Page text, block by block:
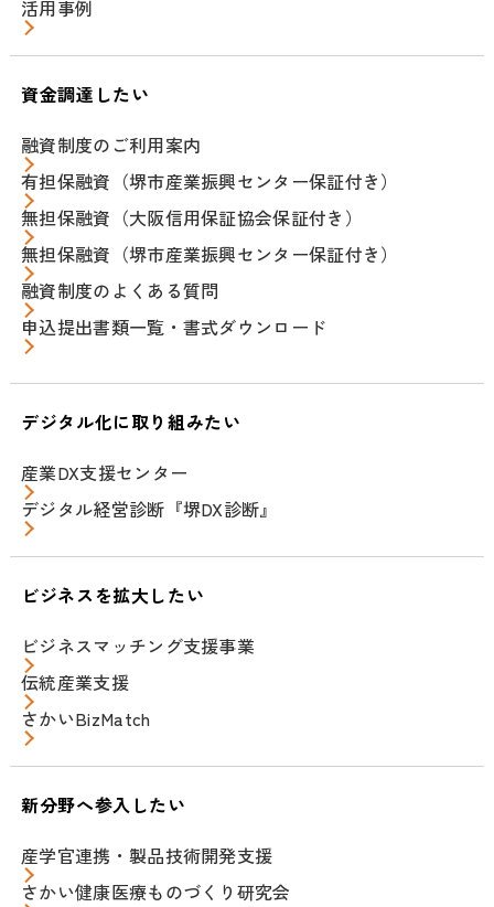
活用事例
資金調達したい
融資制度のご利用案内
有担保融資（堺市産業振興センター保証付き）
無担保融資（大阪信用保証協会保証付き）
無担保融資（堺市産業振興センター保証付き）
融資制度のよくある質問
申込提出書類一覧・書式ダウンロード
デジタル化に取り組みたい
産業DX支援センター
デジタル経営診断『堺DX診断』
ビジネスを拡大したい
ビジネスマッチング支援事業
伝統産業支援
さかいBizMatch
新分野へ参入したい
産学官連携・製品技術開発支援
さかい健康医療ものづくり研究会